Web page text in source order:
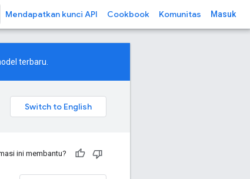
Mendapatkan kunci API Cookbook Komunitas Masuk
terbaru.
ini membantu?